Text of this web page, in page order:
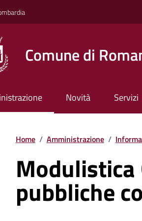
Comune di
Novità Servizi
Home / Amministrazione /
Modulistica
pubbliche